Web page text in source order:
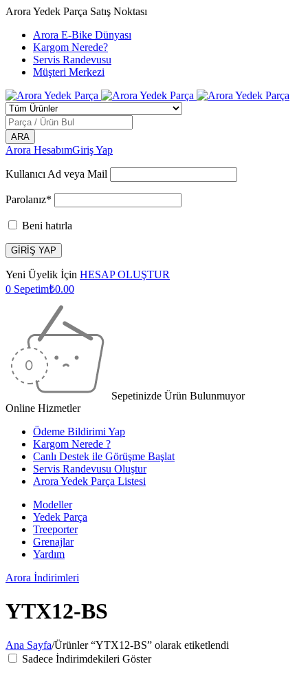
Arora Yedek Parça Satış Noktası
Arora E-Bike Dünyası
Kargom Nerede?
Servis Randevusu
Müşteri Merkezi
Arora HesabımGiriş Yap
Kullanıcı Ad veya Mail
Parolanız*
Beni hatırla
Yeni Üyelik İçin HESAP OLUŞTUR
0 Sepetim₺0.00
Sepetinizde Ürün Bulunmuyor
Online Hizmetler
Ödeme Bildirimi Yap
Kargom Nerede ?
Canlı Destek ile Görüşme Başlat
Servis Randevusu Oluştur
Arora Yedek Parça Listesi
Modeller
Yedek Parça
Treeporter
Grenajlar
Yardım
Arora İndirimleri
YTX12-BS
Ana Sayfa/Ürünler “YTX12-BS” olarak etiketlendi
Sadece İndirimdekileri Göster